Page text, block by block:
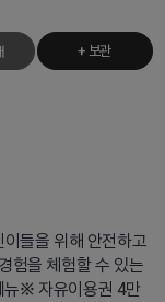
+ 보관
들을 위해 안전하고
험을 체험할 수 있는
뉴※ 자유이용권 4만